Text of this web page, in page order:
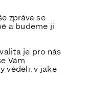
zpráva se
a budeme ji
je pro nás
Vám
věděli, v jaké